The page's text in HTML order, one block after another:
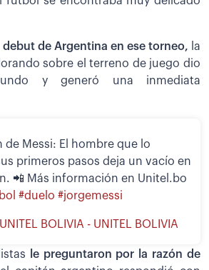
debut de Argentina en ese torneo, la
sobre el terreno de juego dio
y generó una inmediata
de Messi: El hombre que lo
primeros pasos deja un vacío en
📲 Más información en Unitel.bo
#duelo #jorgemessi
BOLIVIA - UNITEL BOLIVIA
le preguntaron por la razón de